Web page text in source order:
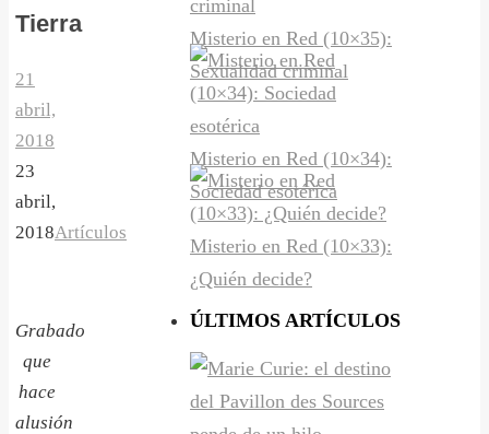
Tierra
21
abril,
2018
23
abril,
2018Artículos
Grabado
que
hace
alusión
Misterio en Red (10×35):
Sexualidad criminal
Misterio en Red (10×34):
Sociedad esotérica
Misterio en Red (10×33):
¿Quién decide?
ÚLTIMOS ARTÍCULOS